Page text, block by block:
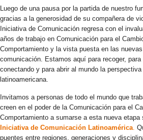
Luego de una pausa por la partida de nuestro
gracias a la generosidad de su compañera de
Iniciativa de Comunicación regresa con el
años de trabajo en Comunicación para el
Comportamiento y la vista puesta en las
comunicación. Estamos aquí para recoger, para
conectando y para abrir al mundo la
latinoamericana.
Invitamos a personas de todo el mundo que
creen en el poder de la Comunicación para el
Comportamiento a sumarse a esta nueva etapa
Iniciativa de Comunicación Latinoamérica.
puentes entre regiones, generaciones y